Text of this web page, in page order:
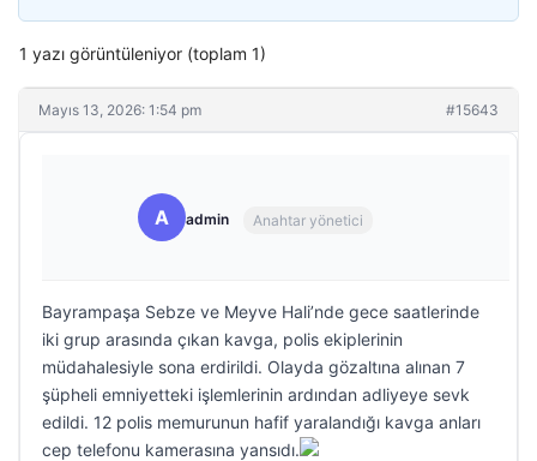
1 yazı görüntüleniyor (toplam 1)
Mayıs 13, 2026: 1:54 pm #15643
A admin Anahtar yönetici
Bayrampaşa Sebze ve Meyve Hali’nde gece saatlerinde
iki grup arasında çıkan kavga, polis ekiplerinin
müdahalesiyle sona erdirildi. Olayda gözaltına alınan 7
şüpheli emniyetteki işlemlerinin ardından adliyeye sevk
edildi. 12 polis memurunun hafif yaralandığı kavga anları
cep telefonu kamerasına yansıdı.